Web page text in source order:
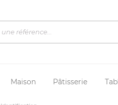
Maison Pâtisserie